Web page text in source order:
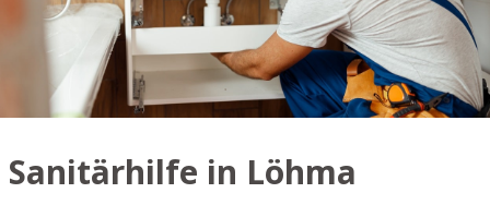
Sanitärhilfe in Löhma